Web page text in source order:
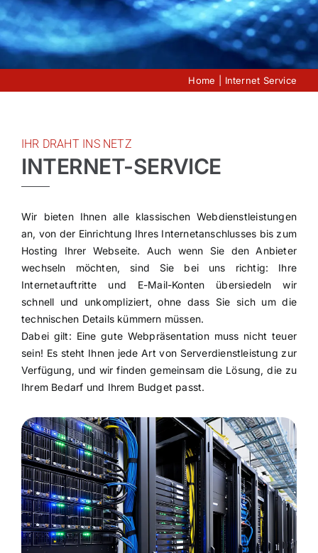
BLOG
KONTAKT
Home Internet Service
IHR DRAHT INS NETZ
INTERNET-SERVICE
Wir bieten Ihnen alle klassischen Webdienstleistungen
an, von der Einrichtung Ihres Internetanschlusses bis zum
Hosting Ihrer Webseite. Auch wenn Sie den Anbieter
wechseln möchten, sind Sie bei uns richtig: Ihre
Internetauftritte und E-Mail-Konten übersiedeln wir
schnell und unkompliziert, ohne dass Sie sich um die
technischen Details kümmern müssen.
Dabei gilt: Eine gute Webpräsentation muss nicht teuer
sein! Es steht Ihnen jede Art von Serverdienstleistung zur
Verfügung, und wir finden gemeinsam die Lösung, die zu
Ihrem Bedarf und Ihrem Budget passt.